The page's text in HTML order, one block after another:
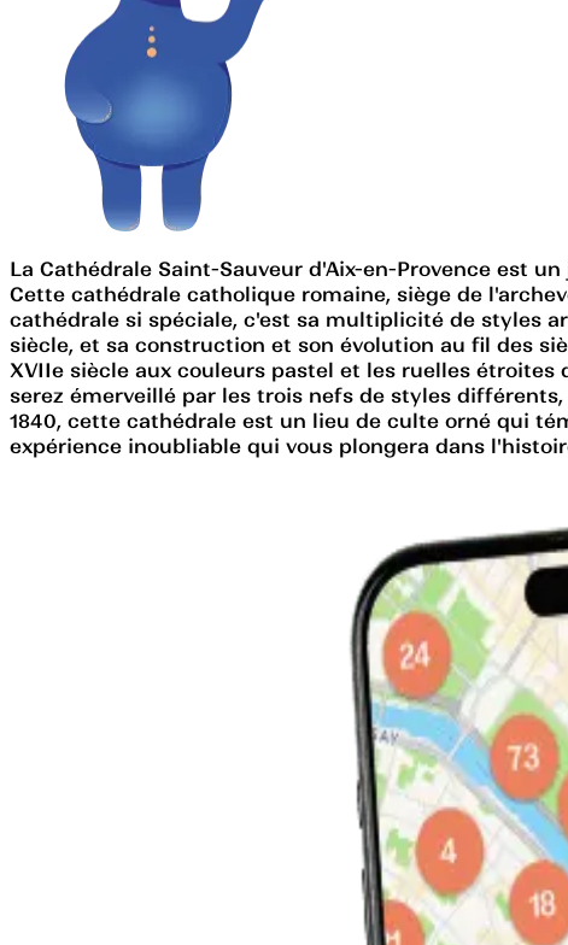
La Cathédrale Saint-Sauveur d'Aix-en-Provence est
Cette cathédrale catholique romaine, siège de
cathédrale si spéciale, c'est sa multiplicité de styles
siècle, et sa construction et son évolution au fil des
XVIIe siècle aux couleurs pastel et les ruelles
serez émerveillé par les trois nefs de styles
1840, cette cathédrale est un lieu de culte orné qui
expérience inoubliable qui vous plongera dans